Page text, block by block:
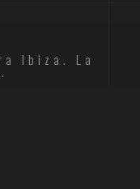
Ibiza. La